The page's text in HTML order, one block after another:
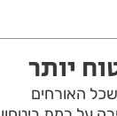
יותר
שכל האורחים